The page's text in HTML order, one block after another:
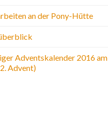
an der Pony-Hütte
Adventskalender 2016 am
Advent)